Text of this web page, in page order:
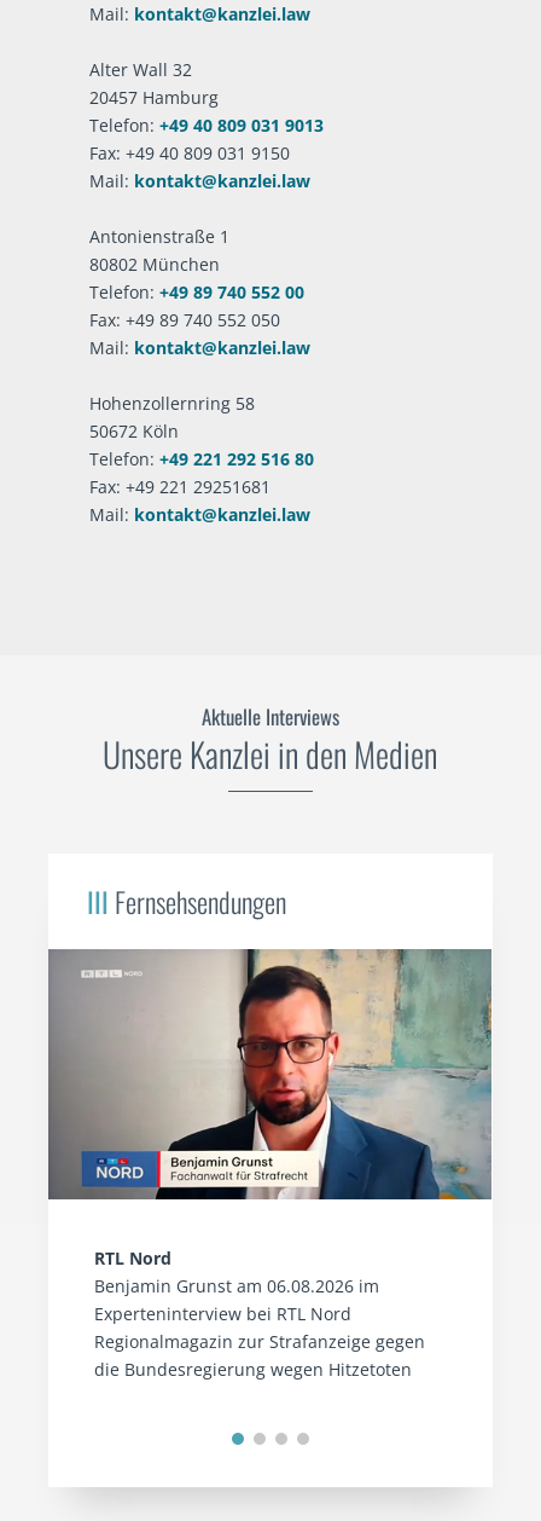
Mail: kontakt@kanzlei.law
Alter Wall 32
20457 Hamburg
Telefon: +49 40 809 031 9013
Fax: +49 40 809 031 9150
Mail: kontakt@kanzlei.law
Antonienstraße 1
80802 München
Telefon: +49 89 740 552 00
Fax: +49 89 740 552 050
Mail: kontakt@kanzlei.law
Hohenzollernring 58
50672 Köln
Telefon: +49 221 292 516 80
Fax: +49 221 29251681
Mail: kontakt@kanzlei.law
Aktuelle Interviews
Unsere Kanzlei in den Medien
III Fernsehsendungen
RTL Nord
Benjamin Grunst am 06.08.2026 im
Experteninterview bei RTL Nord
Regionalmagazin zur Strafanzeige gegen
die Bundesregierung wegen Hitzetoten